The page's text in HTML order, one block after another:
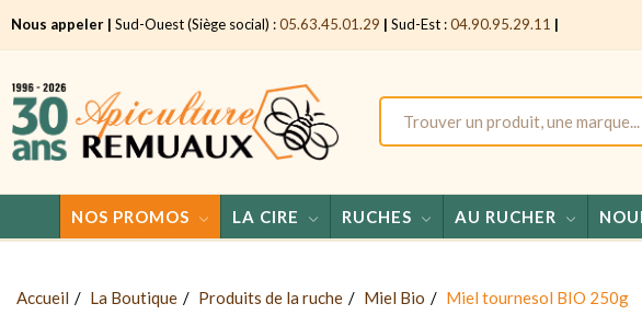
Nous appeler | Sud-Ouest (Siège social) :05.63.45.01.29 | Sud-Est :04.90.95.29.11 |
NOS PROMOS LA CIRE RUCHES AU RUCHER
Accueil La Boutique Produits de la ruche Miel Bio Miel tournesol BIO 250g